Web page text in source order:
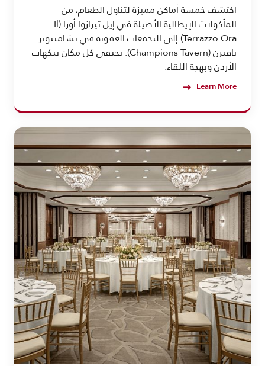
اكتشف خمسة أماكن مميزة لتناول الطعام، من
المأكولات الإيطالية الأصيلة في إيل تيرازوا أورا (Il
Terrazzo Ora) إلى التجمعات العفوية في تشامبيونز
تافيرن (Champions Tavern). يحتفي كل مكان بنكهات
الأردن وبهجة اللقاء.
Learn More